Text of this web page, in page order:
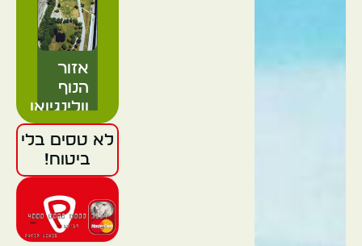
אזור
הנוף
וולינגיואן
לא טסים בלי
ביטוח!